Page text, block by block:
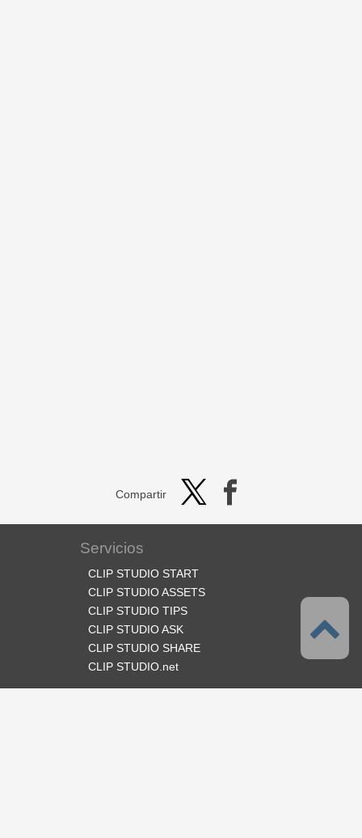
Compartir
Servicios
CLIP STUDIO START
CLIP STUDIO ASSETS
CLIP STUDIO TIPS
CLIP STUDIO ASK
CLIP STUDIO SHARE
CLIP STUDIO.net